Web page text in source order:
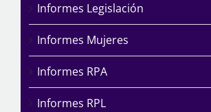
Informes Legislación
Informes Mujeres
Informes RPA
Informes RPL